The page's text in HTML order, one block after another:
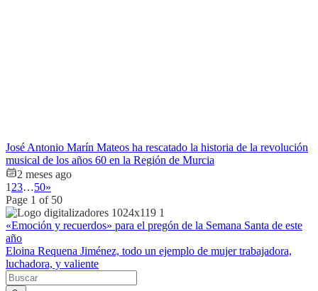
José Antonio Marín Mateos ha rescatado la historia de la revolución
musical de los años 60 en la Región de Murcia
2 meses ago
1 23…50»
Page 1 of 50
Navegación de entradas
«Emoción y recuerdos» para el pregón de la Semana Santa de este
año
Eloina Requena Jiménez, todo un ejemplo de mujer trabajadora,
luchadora, y valiente
Buscar en la web